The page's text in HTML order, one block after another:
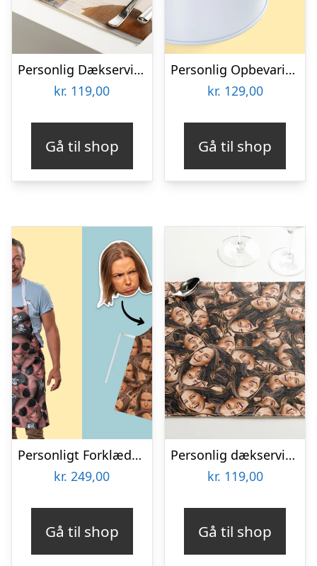
Personlig Dækserviet med Billede
kr. 119,00
Gå til shop
Personlig Opbevaringsboks i Metal med Billede – Rund
kr. 129,00
Gå til shop
Personligt Forklæde med Billede – Multiface
kr. 249,00
Gå til shop
Personlig dækserviet med Billede – Multiface
kr. 119,00
Gå til shop